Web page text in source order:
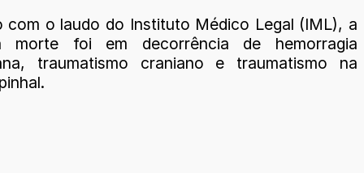
com o laudo do Instituto Médico Legal (IML), a
morte foi em decorrência de hemorragia
traumatismo craniano e traumatismo na